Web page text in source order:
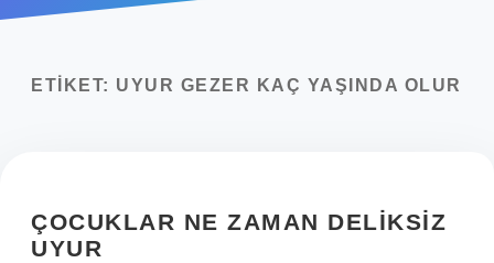
Yasal Uyarı
ETIKET: UYUR GEZER KAÇ YAŞINDA OLUR
ÇOCUKLAR NE ZAMAN DELIKSIZ
UYUR